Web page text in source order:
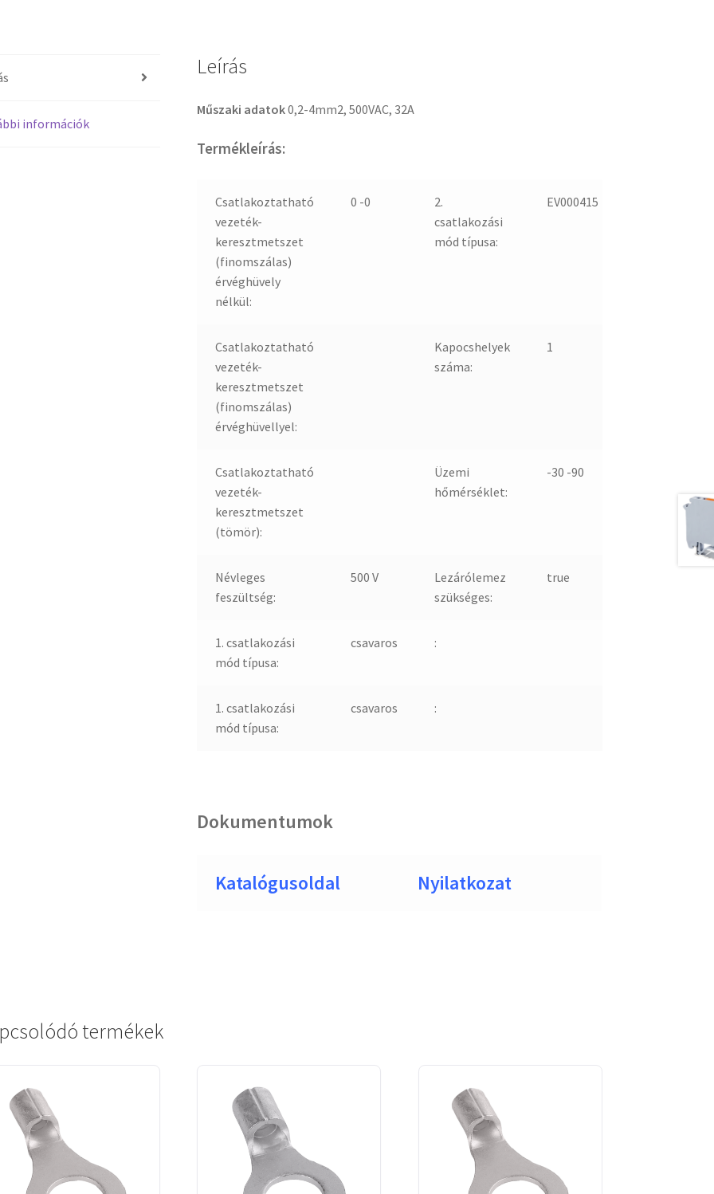
információk
Leírás
Műszaki adatok0,2-4mm2, 500VAC, 32A
Termékleírás:
Csatlakoztatható
vezeték-
keresztmetszet
(finomszálas)
érvéghüvely
nélkül:
0 -0
2.
csatlakozási
mód típusa:
EV000415
Csatlakoztatható
vezeték-
keresztmetszet
(finomszálas)
érvéghüvellyel:
Kapocshelyek
száma:
1
Csatlakoztatható
vezeték-
keresztmetszet
(tömör):
Üzemi
hőmérséklet:
-30 -90
Névleges
feszültség:
500 V
Lezárólemez
szükséges:
true
1. csatlakozási
mód típusa:
csavaros :
1. csatlakozási
mód típusa:
csavaros :
Dokumentumok
Katalógusoldal Nyilatkozat
termékek